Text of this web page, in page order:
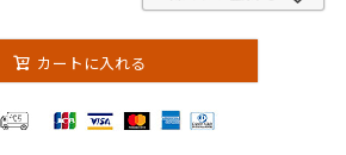
カートに入れる